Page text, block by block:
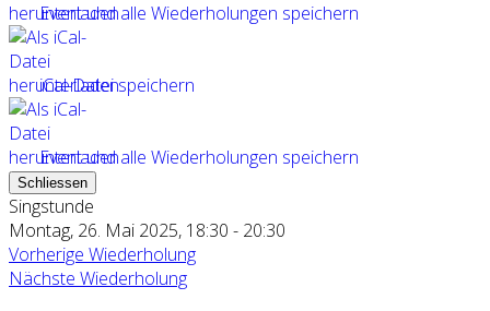
Event und alle Wiederholungen speichern
iCal-Datei speichern
Event und alle Wiederholungen speichern
Schliessen
Singstunde
Montag, 26. Mai 2025, 18:30 - 20:30
Vorherige Wiederholung
Nächste Wiederholung